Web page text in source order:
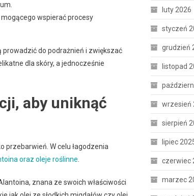
wspierać procesy
prowadzić do podrażnień i zwiększać
dla skóry, a jednocześnie
aby uniknąć
przebarwień. W celu łagodzenia
oraz oleje roślinne
znana ze swoich właściwości
luty 2026
styczeń
grudzień
listopad
wrzesień
sierpień
lipiec
czerwiec
marzec